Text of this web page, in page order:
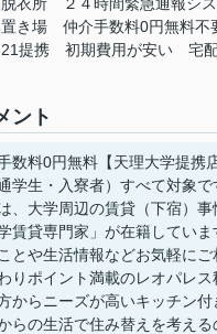
き場 仲介手数料0円無料不
提携 初期費用が安い 宅
ント
数料0円無料【天理大学提携
学生・入寮者）すべて対象
、大学周辺の賃貸（下宿）
賃貸専門家」が在籍していま
とや生活情報などお気軽にご
りポイント満載のレオパレス
からニーズが高いキッチン付
らの生活で住み替えを考え